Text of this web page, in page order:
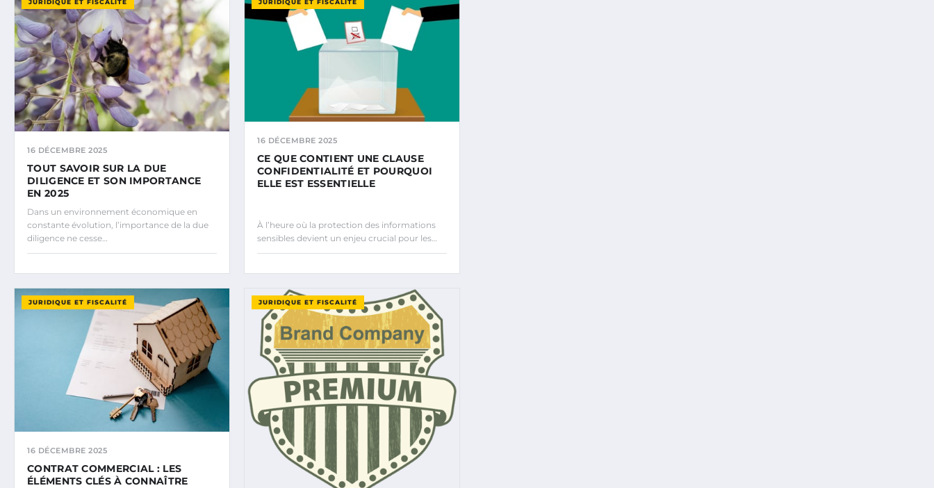
JURIDIQUE ET FISCALITÉ
16 DÉCEMBRE 2025
TOUT SAVOIR SUR LA DUE
DILIGENCE ET SON IMPORTANCE
EN 2025
Dans un environnement économique en
constante évolution, l’importance de la due
diligence ne cesse…
JURIDIQUE ET FISCALITÉ
16 DÉCEMBRE 2025
CE QUE CONTIENT UNE CLAUSE
CONFIDENTIALITÉ ET POURQUOI
ELLE EST ESSENTIELLE
À l’heure où la protection des informations
sensibles devient un enjeu crucial pour les…
JURIDIQUE ET FISCALITÉ
16 DÉCEMBRE 2025
CONTRAT COMMERCIAL : LES
ÉLÉMENTS CLÉS À CONNAÎTRE
JURIDIQUE ET FISCALITÉ